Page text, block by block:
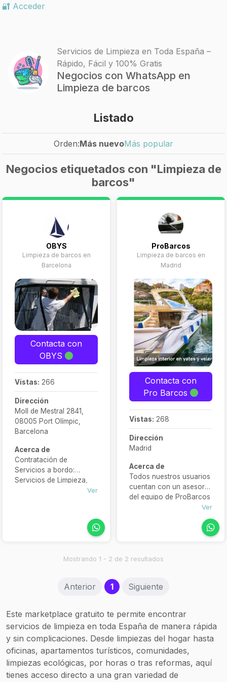
🔐 Acceder
Servicios de Limpieza en Toda España –
Rápido, Fácil y 100% Gratis
Negocios con WhatsApp en
Limpieza de barcos
Listado
Orden:Más nuevoMás popular
Negocios etiquetados con "Limpieza de
barcos"
OBYS
Limpieza de barcos en
Barcelona
Contacta con
OBYS
Vistas: 266
Dirección
Moll de Mestral 2841,
08005 Port Olímpic,
Barcelona
Acerca de
Contratación de
Servicios a bordo:
Servicios de Limpieza,
Ver
ProBarcos
Limpieza de barcos en
Madrid
Contacta con
Pro Barcos
Vistas: 268
Dirección
Madrid
Acerca de
Todos nuestros usuarios
cuentan con un asesor
del equipo de ProBarcos
ofrecerle finalmente un
completo.
Ver
Mostrando 1 - 2 de 2 resultados
Anterior 1(current)
Siguiente
Este marketplace gratuito te permite encontrar
servicios de limpieza en toda España de manera rápida
y sin complicaciones. Desde limpiezas del hogar hasta
oficinas, apartamentos turísticos, comunidades,
limpiezas ecológicas, por horas o tras reformas, aquí
tienes acceso directo a una gran variedad de